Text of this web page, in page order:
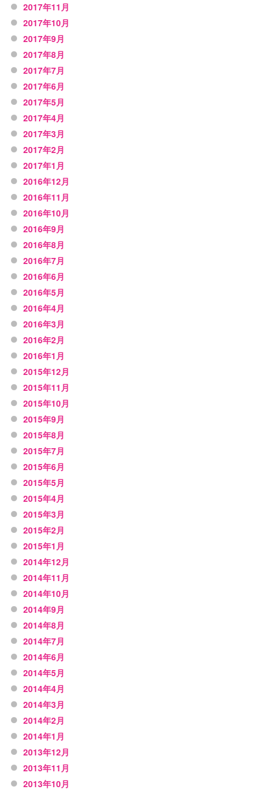
2017年11月
2017年10月
2017年9月
2017年8月
2017年7月
2017年6月
2017年5月
2017年4月
2017年3月
2017年2月
2017年1月
2016年12月
2016年11月
2016年10月
2016年9月
2016年8月
2016年7月
2016年6月
2016年5月
2016年4月
2016年3月
2016年2月
2016年1月
2015年12月
2015年11月
2015年10月
2015年9月
2015年8月
2015年7月
2015年6月
2015年5月
2015年4月
2015年3月
2015年2月
2015年1月
2014年12月
2014年11月
2014年10月
2014年9月
2014年8月
2014年7月
2014年6月
2014年5月
2014年4月
2014年3月
2014年2月
2014年1月
2013年12月
2013年11月
2013年10月